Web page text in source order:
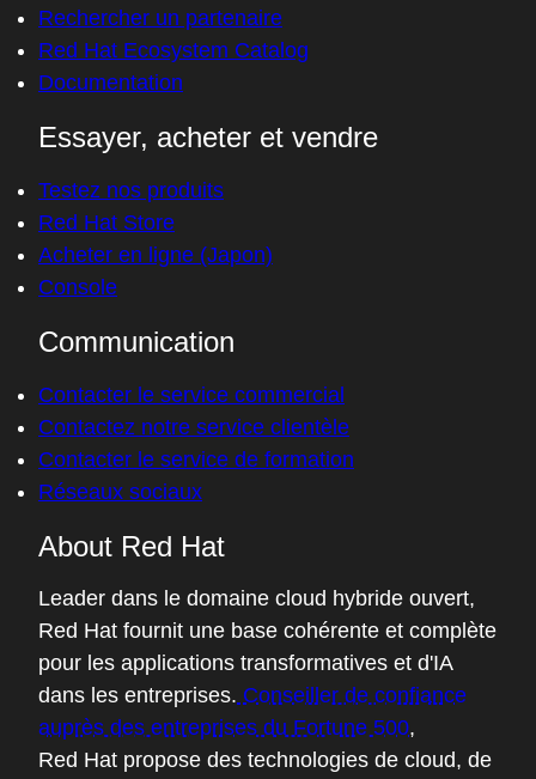
Rechercher un partenaire
Red Hat Ecosystem Catalog
Documentation
Essayer, acheter et vendre
Testez nos produits
Red Hat Store
Acheter en ligne (Japon)
Console
Communication
Contacter le service commercial
Contactez notre service clientèle
Contacter le service de formation
Réseaux sociaux
About Red Hat
Leader dans le domaine cloud hybride ouvert,
Red Hat fournit une base cohérente et complète
pour les applications transformatives et d'IA
dans les entreprises. Conseiller de confiance
auprès des entreprises du Fortune 500,
Red Hat propose des technologies de cloud, de